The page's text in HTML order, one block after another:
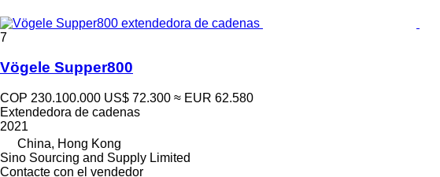
7
Vögele Supper800
COP 230.100.000 US$ 72.300 ≈ EUR 62.580
Extendedora de cadenas
2021
China, Hong Kong
Sino Sourcing and Supply Limited
Contacte con el vendedor